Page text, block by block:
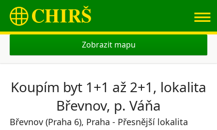
≡
Zobrazit mapu
Koupím byt 1+1 až 2+1, lokalita
Břevnov, p. Váňa
Břevnov (Praha 6), Praha - Přesnější lokalita